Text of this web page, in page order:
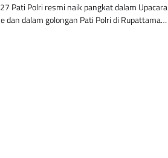
Pati Polri resmi naik pangkat dalam Upacara
dan dalam golongan Pati Polri di Rupattama…